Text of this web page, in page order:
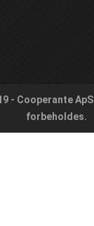
- Cooperante
forbeholdes.